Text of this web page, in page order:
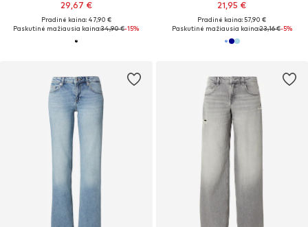
29,67 €
Pradinė kaina: 47,90 €
Paskutinė mažiausia kaina:34,90 €-15%
21,95 €
Pradinė kaina: 57,90 €
Paskutinė mažiausia kaina:23,16 €-5%